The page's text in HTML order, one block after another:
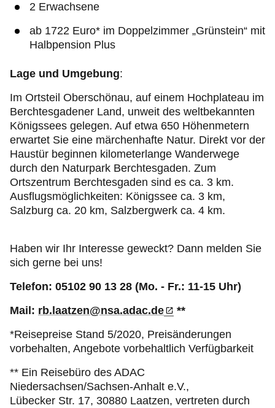
2 Erwachsene
ab 1722 Euro* im Doppelzimmer „Grünstein“ mit
Halbpension Plus
Lage und Umgebung:
Im Ortsteil Oberschönau, auf einem Hochplateau im
Berchtesgadener Land, unweit des weltbekannten
Königssees gelegen. Auf etwa 650 Höhenmetern
erwartet Sie eine märchenhafte Natur. Direkt vor der
Haustür beginnen kilometerlange Wanderwege
durch den Naturpark Berchtesgaden. Zum
Ortszentrum Berchtesgaden sind es ca. 3 km.
Ausflugsmöglichkeiten: Königssee ca. 3 km,
Salzburg ca. 20 km, Salzbergwerk ca. 4 km.
Haben wir Ihr Interesse geweckt? Dann melden Sie
sich gerne bei uns!
Telefon: 05102 90 13 28 (Mo. - Fr.: 11-15 Uhr)
Mail: rb.laatzen@nsa.adac.de
**
*Reisepreise Stand 5/2020, Preisänderungen
vorbehalten, Angebote vorbehaltlich Verfügbarkeit
** Ein Reisebüro des ADAC
Niedersachsen/Sachsen-Anhalt e.V.,
Lübecker Str. 17, 30880 Laatzen, vertreten durch